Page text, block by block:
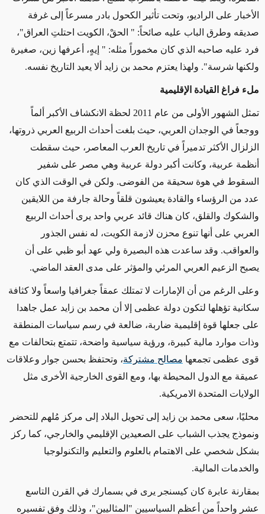
الأخبار على الراديو، وتحت تأثير الكحول بادر مسرعاً إلى غرفة
صديقه وطرق الباب عليه صائحاً: " الحقْ، الكويت احتلتِ العراق"،
فرد عليه صاحبه الذي كان مخموراً مثله: " إيهٍ، أعرفها زين، صغيرة
ولكنها شرسة". ولهذا يعتزم محمد بن زايد ألا يعيد التاريخ نفسه.
ملء فراغ القيادة الإقليمية
تمثل الشهور الأولى من عام 2011 لحظة الانكشاف الأكبر ألماً
ووجعاً في الوجدان العربي، حيث بلغت أحداث الربيع العربي ذروتها،
الزلزال الأكثر تدميراً في تاريخ العرب المعاصر، حيث سقطت
أنظمة عربية، وكانت أكبر دولة عربية وهي مصر على شفير
السقوط في هوة سحيقة من الفوضى. ولكن في الوقت الذي كان
عدد من الرؤساء والقادة يعيشون قلقاً وحالة جارفة من اللايقين
والشكوك والقلق، كان هناك قائد عربي واحد يرى أحداث الربيع
العربي على أنها تنوع محزن لازمة الكويت، له نفس الجذور
والعواقب. وقد ساعدت هذه البصيرة ولي عهد أبو ظبي على أن
يصبح الزعيم العربي المرئي والمؤثر على مدى العقد الماضي.
وعلى الرغم من أن الإمارات لا تمتلك عمقاً جغرافيا واسعاً ولا كثافة
سكانية تؤهلها لتكون دولة عظمى إلا أن محمد بن زايد عمل جاهدا
على جعلها قوة إقليمية ضاربة، ضالعة في رسم سياسات المنطقة
وذات موارد مالية كبيرة، ورؤية سياسية واضحة، تتمتع بتحالفات مع
قوى عظمى تجمعها مصالح مشتركة، وتحتفظ بحسن جوار وعلاقات
عميقة مع الدول المحيطة بها، ومع القوى الخارجية الأخرى مثل
الولايات المتحدة الامريكية.
محليًا، سعى محمد بن زايد إلى تحويل البلاد إلى مركز مُلهم للتحضر
ونموذج يجذب الشباب على الصعيدين الإقليمي والخارجي، كما ركز
بشكل شخصي على الاهتمام بالعلوم والتعليم والتكنولوجيا
والخدمات المالية.
بمقارنة عابرة كان كيسنجر يرى في بسمارك في القرن التاسع
عشر واحداً من أعظم السياسيين "المثاليين"، وذلك وفق تفسيره